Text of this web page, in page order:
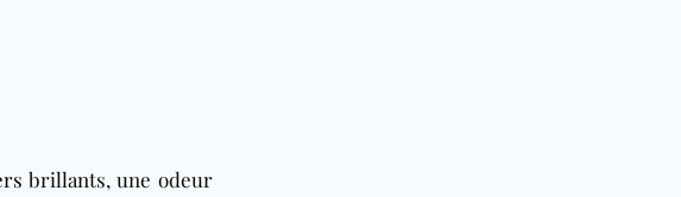
brillants, une odeur